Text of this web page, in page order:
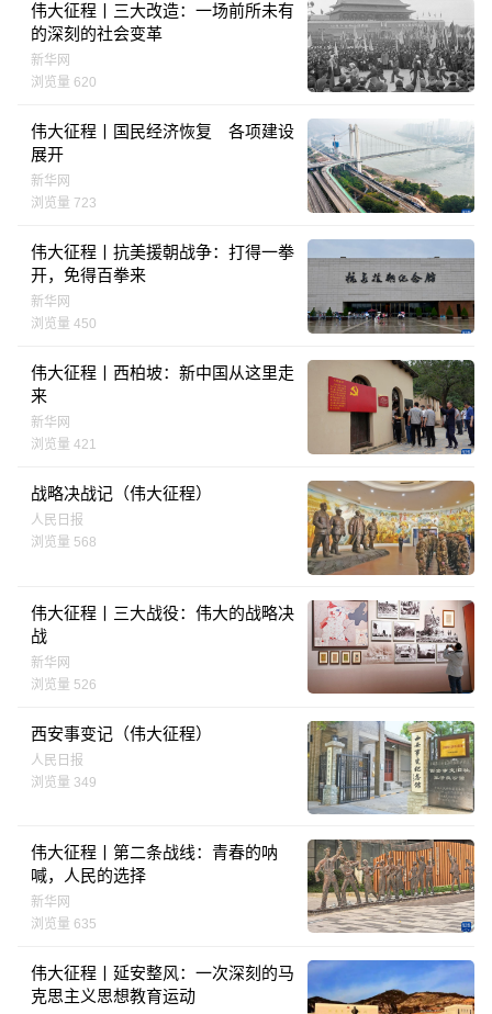
伟大征程丨三大改造：一场前所未有
的深刻的社会变革
新华网
浏览量 620
伟大征程丨国民经济恢复 各项建设
展开
新华网
浏览量 723
伟大征程丨抗美援朝战争：打得一拳
开，免得百拳来
新华网
浏览量 450
伟大征程丨西柏坡：新中国从这里走
来
新华网
浏览量 421
战略决战记（伟大征程）
人民日报
浏览量 568
伟大征程丨三大战役：伟大的战略决
战
新华网
浏览量 526
西安事变记（伟大征程）
人民日报
浏览量 349
伟大征程丨第二条战线：青春的呐
喊，人民的选择
新华网
浏览量 635
伟大征程丨延安整风：一次深刻的马
克思主义思想教育运动